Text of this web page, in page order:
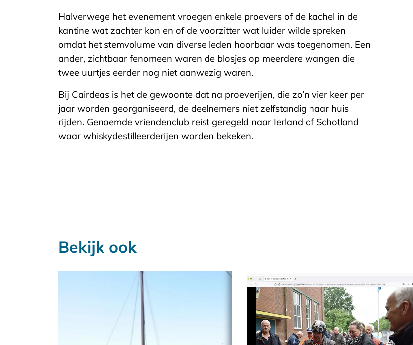
Halverwege het evenement vroegen enkele proevers of de kachel in de
kantine wat zachter kon en of de voorzitter wat luider wilde spreken
omdat het stemvolume van diverse leden hoorbaar was toegenomen. Een
ander, zichtbaar fenomeen waren de blosjes op meerdere wangen die
twee uurtjes eerder nog niet aanwezig waren.
Bij Cairdeas is het de gewoonte dat na proeverijen, die zo’n vier keer per
jaar worden georganiseerd, de deelnemers niet zelfstandig naar huis
rijden. Genoemde vriendenclub reist geregeld naar Ierland of Schotland
waar whiskydestilleerderijen worden bekeken.
Bekijk ook